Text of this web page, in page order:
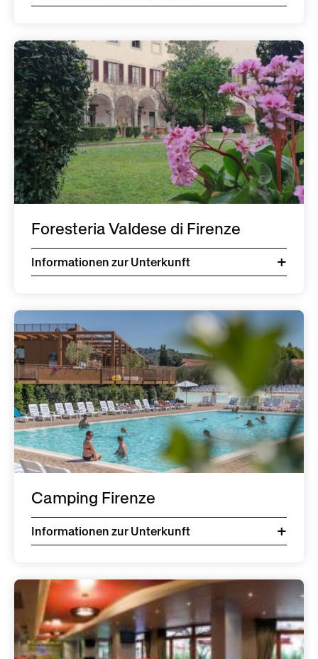
Foresteria Valdese di Firenze
Informationen zur Unterkunft
Camping Firenze
Informationen zur Unterkunft